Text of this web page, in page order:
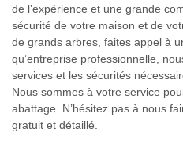
de l’expérience et une grande
sécurité de votre maison et de
de grands arbres, faites appel à
qu’entreprise professionnelle,
services et les sécurités
Nous sommes à votre service
abattage. N’hésitez pas à nous
gratuit et détaillé.